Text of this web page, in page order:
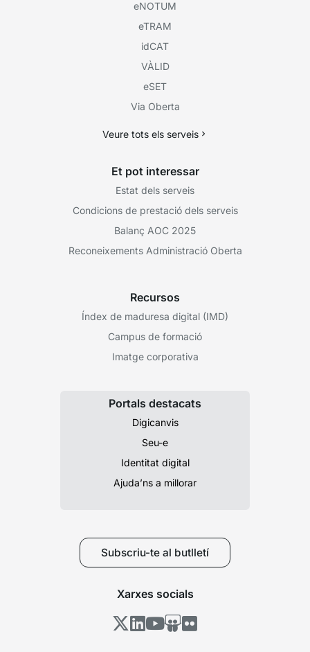
eNOTUM
eTRAM
idCAT
VÀLID
eSET
Via Oberta
Veure tots els serveis
Et pot interessar
Estat dels serveis
Condicions de prestació dels serveis
Balanç AOC 2025
Reconeixements Administració Oberta
Recursos
Índex de maduresa digital (IMD)
Campus de formació
Imatge corporativa
Portals destacats
Digicanvis
Seu-e
Identitat digital
Ajuda’ns a millorar
Subscriu-te al butlletí
Xarxes socials